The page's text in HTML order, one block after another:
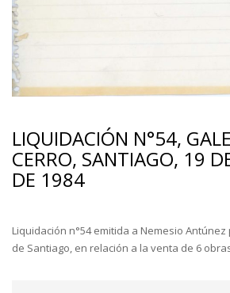
LIQUIDACIÓN N°54,
CERRO, SANTIAGO, 19
DE 1984
Liquidación n°54 emitida a Nemesio
de Santiago, en relación a la venta de 6